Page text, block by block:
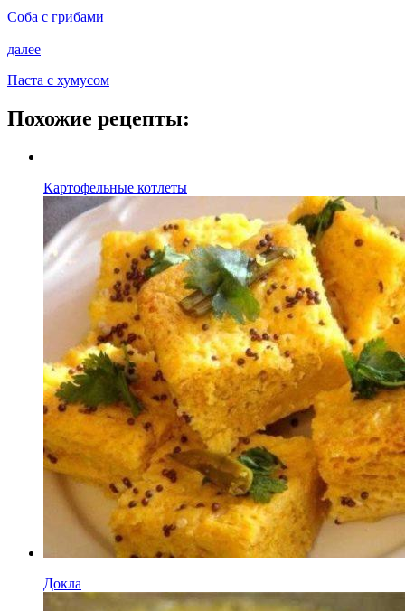
Соба с грибами
далее
Паста с хумусом
Похожие рецепты:
Картофельные котлеты
Докла